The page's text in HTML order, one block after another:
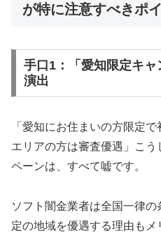
が特に注意すべきポ
手口1：「愛知限定キ
演出
「愛知にお住まいの方限定
エリアの方は審査優遇」こ
ペーンは、すべて嘘です。
ソフト闇金業者は全国一律
定の地域を優遇する理由も